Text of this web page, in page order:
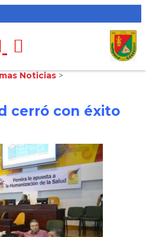
Noticias >
cerró con éxito